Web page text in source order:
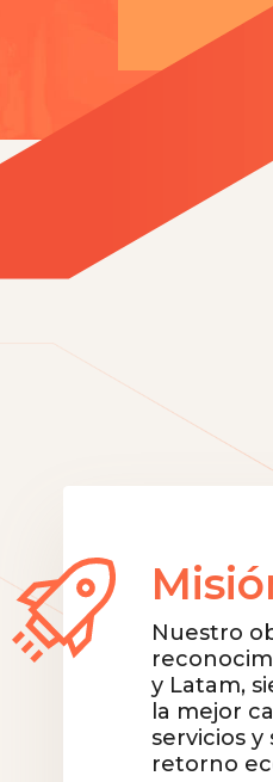
Nuestro
y Latam,
la mejor
servicios
retorno